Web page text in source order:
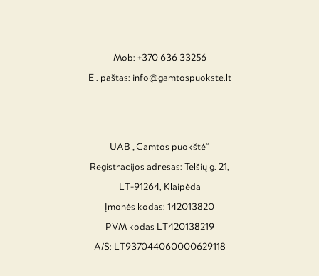
Mob: +370 636 33256
El. paštas: info@gamtospuokste.lt
UAB „Gamtos puokštė“
Registracijos adresas: Telšių g. 21,
LT-91264, Klaipėda
Įmonės kodas: 142013820
PVM kodas LT420138219
A/S: LT937044060000629118